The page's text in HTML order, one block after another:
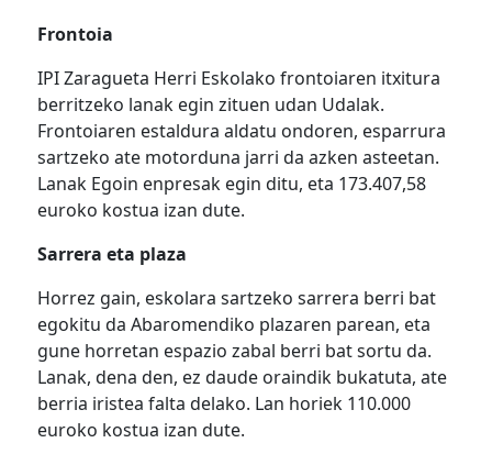
Frontoia
IPI Zaragueta Herri Eskolako frontoiaren itxitura
berritzeko lanak egin zituen udan Udalak.
Frontoiaren estaldura aldatu ondoren, esparrura
sartzeko ate motorduna jarri da azken asteetan.
Lanak Egoin enpresak egin ditu, eta 173.407,58
euroko kostua izan dute.
Sarrera eta plaza
Horrez gain, eskolara sartzeko sarrera berri bat
egokitu da Abaromendiko plazaren parean, eta
gune horretan espazio zabal berri bat sortu da.
Lanak, dena den, ez daude oraindik bukatuta, ate
berria iristea falta delako. Lan horiek 110.000
euroko kostua izan dute.